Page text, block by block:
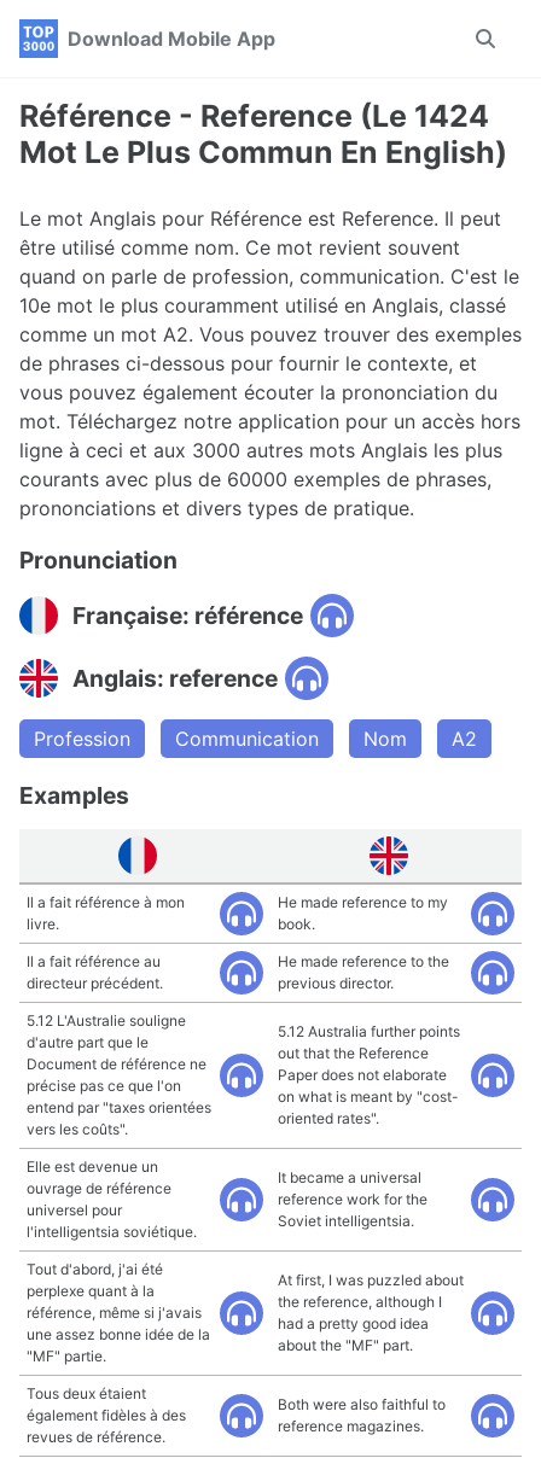
Skip
navigation
Skip
Skip
Download Mobile App
Toggle
Référence - Reference (Le 1424
Mot Le Plus Commun En English)
Le mot Anglais pour Référence est Reference. Il peut
être utilisé comme nom. Ce mot revient souvent
quand on parle de profession, communication. C'est le
10e mot le plus couramment utilisé en Anglais, classé
comme un mot A2. Vous pouvez trouver des exemples
de phrases ci-dessous pour fournir le contexte, et
vous pouvez également écouter la prononciation du
mot. Téléchargez notre application pour un accès hors
ligne à ceci et aux 3000 autres mots Anglais les plus
courants avec plus de 60000 exemples de phrases,
prononciations et divers types de pratique.
Pronunciation
Française: référence
Anglais: reference
Profession Communication Nom A2
Examples
Il a fait référence à mon
livre.
He made reference to my
book.
Il a fait référence au
directeur précédent.
He made reference to the
previous director.
5.12 L'Australie souligne
d'autre part que le
Document de référence ne
précise pas ce que l'on
entend par "taxes orientées
vers les coûts".
5.12 Australia further points
out that the Reference
Paper does not elaborate
on what is meant by "cost-
oriented rates".
Elle est devenue un
ouvrage de référence
universel pour
l'intelligentsia soviétique.
It became a universal
reference work for the
Soviet intelligentsia.
Tout d'abord, j'ai été
perplexe quant à la
référence, même si j'avais
une assez bonne idée de la
"MF" partie.
At first, I was puzzled about
the reference, although I
had a pretty good idea
about the "MF" part.
Tous deux étaient
également fidèles à des
revues de référence.
Both were also faithful to
reference magazines.